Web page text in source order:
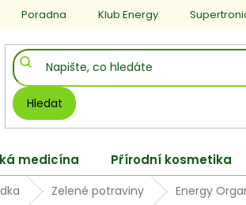
Poradna Klub Energy
Hledat
medicína Přírodní kosmetika
Zelené potraviny Energy